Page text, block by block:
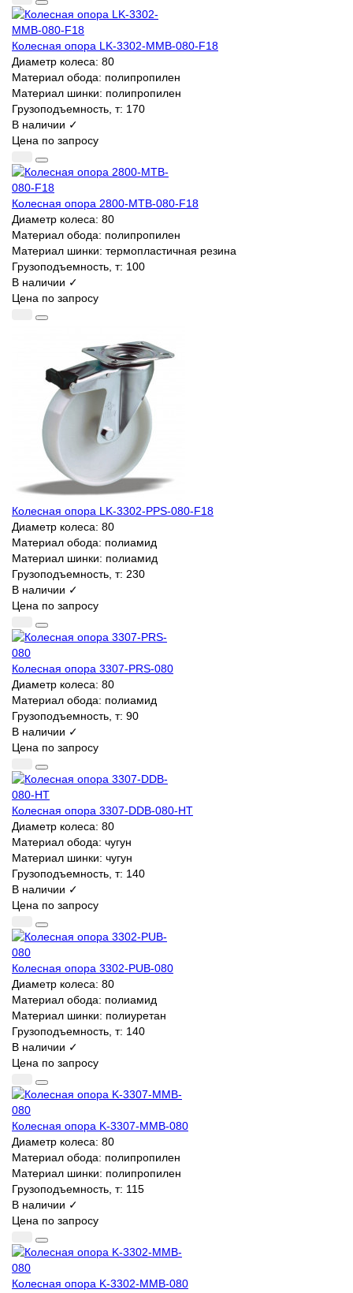
Колесная опора LK-3302-MMB-080-F18
Диаметр колеса: 80
Материал обода: полипропилен
Материал шинки: полипропилен
Грузоподъемность, т: 170
В наличии ✓
Цена по запросу
Колесная опора 2800-MTB-080-F18
Диаметр колеса: 80
Материал обода: полипропилен
Материал шинки: термопластичная резина
Грузоподъемность, т: 100
В наличии ✓
Цена по запросу
Колесная опора LK-3302-PPS-080-F18
Диаметр колеса: 80
Материал обода: полиамид
Материал шинки: полиамид
Грузоподъемность, т: 230
В наличии ✓
Цена по запросу
Колесная опора 3307-PRS-080
Диаметр колеса: 80
Материал обода: полиамид
Грузоподъемность, т: 90
В наличии ✓
Цена по запросу
Колесная опора 3307-DDB-080-HT
Диаметр колеса: 80
Материал обода: чугун
Материал шинки: чугун
Грузоподъемность, т: 140
В наличии ✓
Цена по запросу
Колесная опора 3302-PUB-080
Диаметр колеса: 80
Материал обода: полиамид
Материал шинки: полиуретан
Грузоподъемность, т: 140
В наличии ✓
Цена по запросу
Колесная опора K-3307-MMB-080
Диаметр колеса: 80
Материал обода: полипропилен
Материал шинки: полипропилен
Грузоподъемность, т: 115
В наличии ✓
Цена по запросу
Колесная опора K-3302-MMB-080